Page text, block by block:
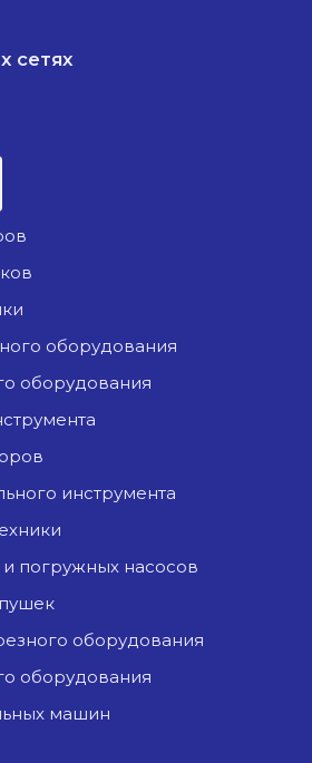
сетях
оборудования
оборудования
инструмента
погружных насосов
оборудования
оборудования
машин